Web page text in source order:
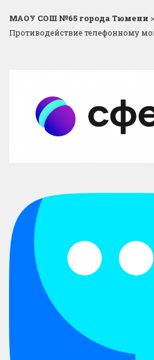
МАОУ СОШ №65 города Тюмени >
Противодействие телефонному